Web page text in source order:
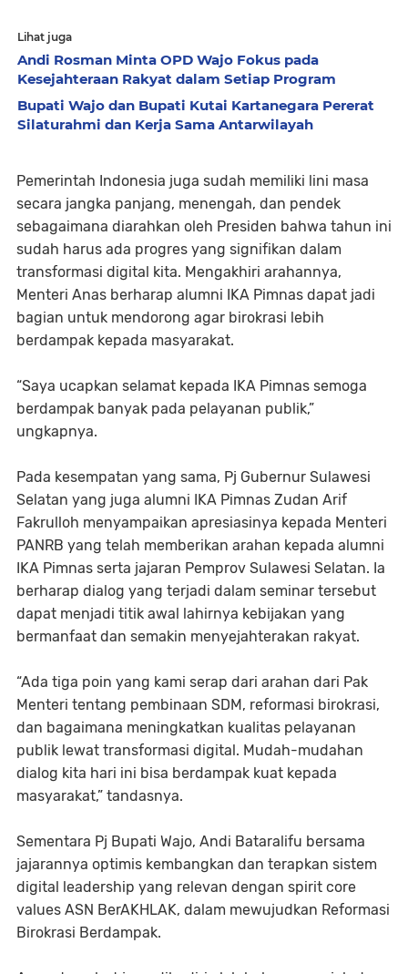
Lihat juga
Andi Rosman Minta OPD Wajo Fokus pada
Kesejahteraan Rakyat dalam Setiap Program
Bupati Wajo dan Bupati Kutai Kartanegara Pererat
Silaturahmi dan Kerja Sama Antarwilayah
Pemerintah Indonesia juga sudah memiliki lini masa
secara jangka panjang, menengah, dan pendek
sebagaimana diarahkan oleh Presiden bahwa tahun ini
sudah harus ada progres yang signifikan dalam
transformasi digital kita. Mengakhiri arahannya,
Menteri Anas berharap alumni IKA Pimnas dapat jadi
bagian untuk mendorong agar birokrasi lebih
berdampak kepada masyarakat.
“Saya ucapkan selamat kepada IKA Pimnas semoga
berdampak banyak pada pelayanan publik,”
ungkapnya.
Pada kesempatan yang sama, Pj Gubernur Sulawesi
Selatan yang juga alumni IKA Pimnas Zudan Arif
Fakrulloh menyampaikan apresiasinya kepada Menteri
PANRB yang telah memberikan arahan kepada alumni
IKA Pimnas serta jajaran Pemprov Sulawesi Selatan. Ia
berharap dialog yang terjadi dalam seminar tersebut
dapat menjadi titik awal lahirnya kebijakan yang
bermanfaat dan semakin menyejahterakan rakyat.
“Ada tiga poin yang kami serap dari arahan dari Pak
Menteri tentang pembinaan SDM, reformasi birokrasi,
dan bagaimana meningkatkan kualitas pelayanan
publik lewat transformasi digital. Mudah-mudahan
dialog kita hari ini bisa berdampak kuat kepada
masyarakat,” tandasnya.
Sementara Pj Bupati Wajo, Andi Bataralifu bersama
jajarannya optimis kembangkan dan terapkan sistem
digital leadership yang relevan dengan spirit core
values ASN BerAKHLAK, dalam mewujudkan Reformasi
Birokrasi Berdampak.